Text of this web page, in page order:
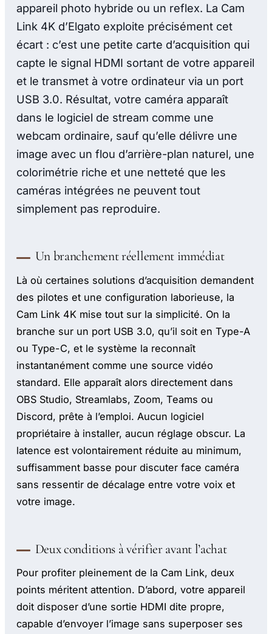
appareil photo hybride ou un reflex. La Cam
Link 4K d’Elgato exploite précisément cet
écart : c’est une petite carte d’acquisition qui
capte le signal HDMI sortant de votre appareil
et le transmet à votre ordinateur via un port
USB 3.0. Résultat, votre caméra apparaît
dans le logiciel de stream comme une
webcam ordinaire, sauf qu’elle délivre une
image avec un flou d’arrière-plan naturel, une
colorimétrie riche et une netteté que les
caméras intégrées ne peuvent tout
simplement pas reproduire.
Un branchement réellement immédiat
Là où certaines solutions d’acquisition demandent
des pilotes et une configuration laborieuse, la
Cam Link 4K mise tout sur la simplicité. On la
branche sur un port USB 3.0, qu’il soit en Type-A
ou Type-C, et le système la reconnaît
instantanément comme une source vidéo
standard. Elle apparaît alors directement dans
OBS Studio, Streamlabs, Zoom, Teams ou
Discord, prête à l’emploi. Aucun logiciel
propriétaire à installer, aucun réglage obscur. La
latence est volontairement réduite au minimum,
suffisamment basse pour discuter face caméra
sans ressentir de décalage entre votre voix et
votre image.
Deux conditions à vérifier avant l’achat
Pour profiter pleinement de la Cam Link, deux
points méritent attention. D’abord, votre appareil
doit disposer d’une sortie HDMI dite propre,
capable d’envoyer l’image sans superposer ses